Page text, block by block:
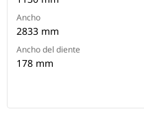
Ancho
2833 mm
Ancho del diente
178 mm